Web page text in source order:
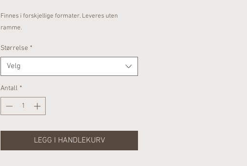
Finnes i forskjellige formater. Leveres uten
ramme.
Størrelse *
Velg
Antall *
LEGG I HANDLEKURV